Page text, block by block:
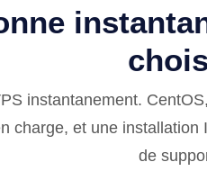
instantanement.
charge, et une
de